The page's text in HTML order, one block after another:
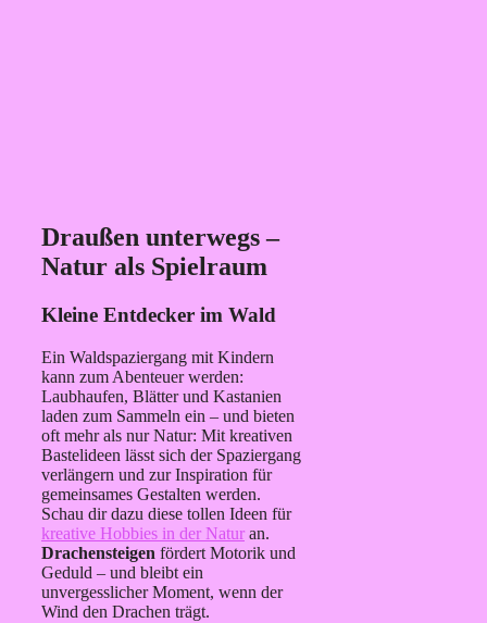
Draußen unterwegs –
Natur als Spielraum
Kleine Entdecker im Wald
Ein Waldspaziergang mit Kindern
kann zum Abenteuer werden:
Laubhaufen, Blätter und Kastanien
laden zum Sammeln ein – und bieten
oft mehr als nur Natur: Mit kreativen
Bastelideen lässt sich der Spaziergang
verlängern und zur Inspiration für
gemeinsames Gestalten werden.
Schau dir dazu diese tollen Ideen für
kreative Hobbies in der Natur an.
Drachensteigen fördert Motorik und
Geduld – und bleibt ein
unvergesslicher Moment, wenn der
Wind den Drachen trägt.